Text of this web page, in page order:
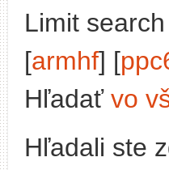
Limit
[armhf] [
Hľadať vo
Hľadali ste